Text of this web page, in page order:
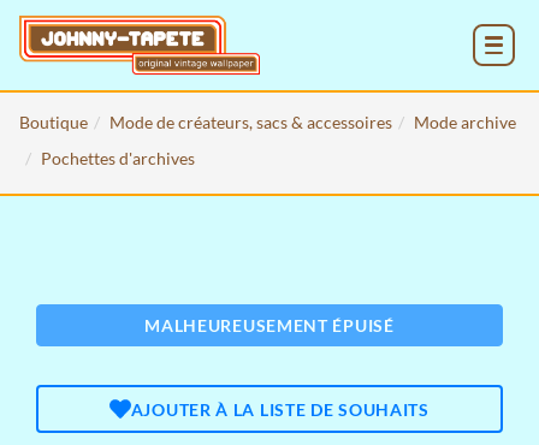
Boutique Mode de créateurs, sacs & accessoires
Mode archive
Pochettes d'archives
MALHEUREUSEMENT ÉPUISÉ
AJOUTER À LA LISTE DE SOUHAITS